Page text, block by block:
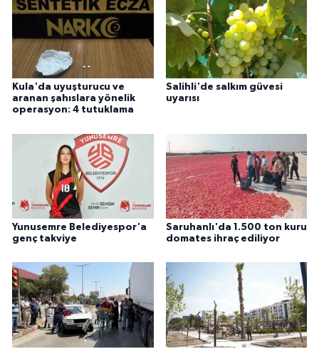
Kula'da uyuşturucu ve
aranan şahıslara yönelik
operasyon: 4 tutuklama
Salihli'de salkım güvesi
uyarısı
Yunusemre Belediyespor'a
genç takviye
Saruhanlı'da 1.500 ton kuru
domates ihraç ediliyor